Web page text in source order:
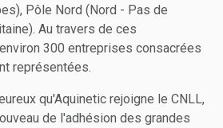
Pôle Nord (Nord - Pas de
Au travers de ces
300 entreprises consacrées
représentées.
qu'Aquinetic rejoigne le CNLL,
de l'adhésion des grandes